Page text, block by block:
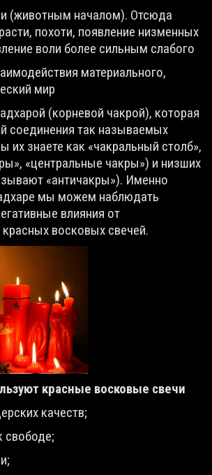
(животным началом). Отсюда
похоти, появление низменных
воли более сильным слабого
материального,
мир
(корневой чакрой), которая
соединения так называемых
их знаете как «чакральный столб»,
«центральные чакры») и низших
«античакры»). Именно
мы можем наблюдать
влияния от
восковых свечей.
красные восковые свечи
качеств;
свободе;